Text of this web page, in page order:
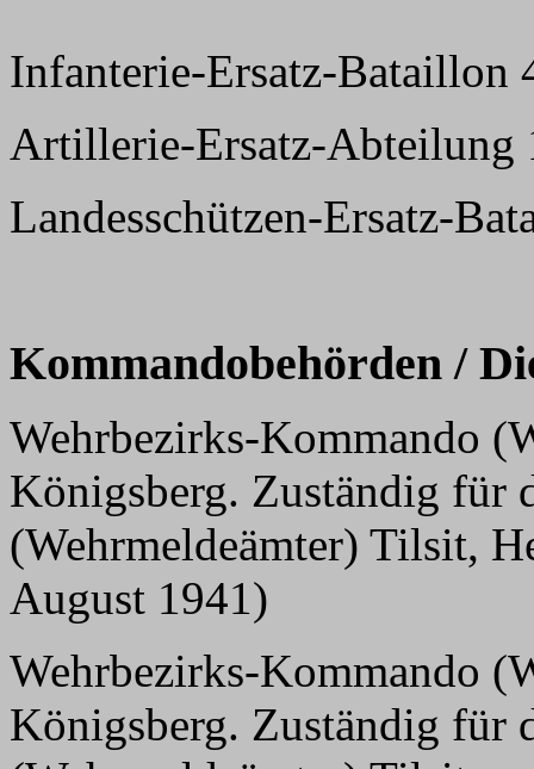
Infanterie-Ersatz-Bataillon
Artillerie-Ersatz-Abteilung
Landesschützen-Ersatz-
Kommandobehörden /
Wehrbezirks-Kommando
Königsberg. Zuständig für
(Wehrmeldeämter) Tilsit,
August 1941)
Wehrbezirks-Kommando
Königsberg. Zuständig für